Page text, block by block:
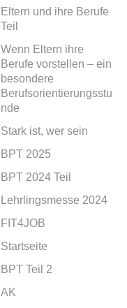
Eltern und ihre Berufe
Teil
Wenn Eltern ihre
Berufe vorstellen – ein
besondere
Berufsorientierungsstu
nde
Stark ist, wer sein
BPT 2025
BPT 2024 Teil
Lehrlingsmesse 2024
FIT4JOB
Startseite
BPT Teil 2
AK